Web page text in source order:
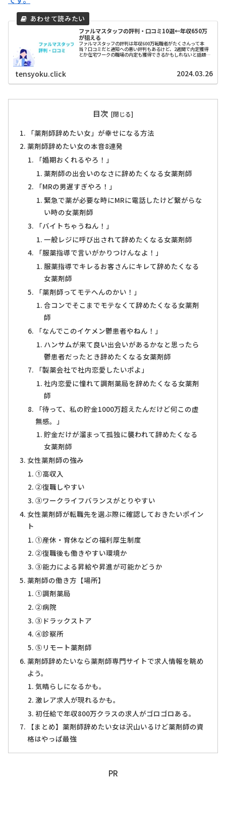
ファルマスタッフの評判・口コミ10選←年収650万
が狙える
ファルマスタッフの評判は年収600万転職者がたくさんって本
当？口コミだと通知への悪い評判もあるけど、2週間で内定獲得
とか在宅ワークの職場の内定も獲得できるかもしれないと話題で
tensyoku.click 2024.03.26
目次
「薬剤師辞めたい女」が幸せになる方法
薬剤師辞めたい女の本音8連発
「婚期おくれるやろ！」
薬剤師の出会いのなさに辞めたくなる女薬剤師
「MRの男遅すぎやろ！」
緊急で薬が必要な時にMRに電話したけど繋がらな
い時の女薬剤師
「バイトちゃうねん！」
一般レジに呼び出されて辞めたくなる女薬剤師
「服薬指導で言いがかりつけんなよ！」
服薬指導でキレるお客さんにキレて辞めたくなる
女薬剤師
「薬剤師ってモテへんのかい！」
合コンでそこまでモテなくて辞めたくなる女薬剤
師
「なんでこのイケメン鬱患者やねん！」
ハンサムが来て良い出会いがあるかなと思ったら
鬱患者だったとき辞めたくなる女薬剤師
「製薬会社で社内恋愛したいポよ」
社内恋愛に憧れて調剤薬局を辞めたくなる女薬剤
師
「待って、私の貯金1000万超えたんだけど何この虚
無感。」
貯金だけが溜まって孤独に襲われて辞めたくなる
女薬剤師
女性薬剤師の強み
①高収入
②復職しやすい
③ワークライフバランスがとりやすい
女性薬剤師が転職先を選ぶ際に確認しておきたいポイン
ト
①産休・育休などの福利厚生制度
②復職後も働きやすい環境か
③能力による昇給や昇進が可能かどうか
薬剤師の働き方【場所】
①調剤薬局
②病院
③ドラックストア
④診察所
⑤リモート薬剤師
薬剤師辞めたいなら薬剤師専門サイトで求人情報を眺め
よう。
気晴らしになるかも。
激レア求人が現れるかも。
初任給で年収800万クラスの求人がゴロゴロある。
【まとめ】薬剤師辞めたい女は沢山いるけど薬剤師の資
格はやっぱ最強
PR